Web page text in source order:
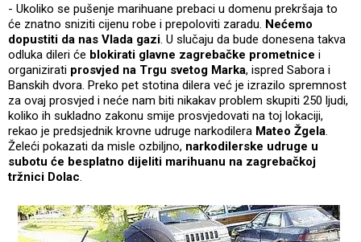
- Ukoliko se pušenje marihuane prebaci u domenu prekršaja to
će znatno sniziti cijenu robe i prepoloviti zaradu. Nećemo
dopustiti da nas Vlada gazi. U slučaju da bude donesena takva
odluka dileri će blokirati glavne zagrebačke prometnice i
organizirati prosvjed na Trgu svetog Marka, ispred Sabora i
Banskih dvora. Preko pet stotina dilera već je izrazilo spremnost
za ovaj prosvjed i neće nam biti nikakav problem skupiti 250 ljudi,
koliko ih sukladno zakonu smije prosvjedovati na toj lokaciji,
rekao je predsjednik krovne udruge narkodilera Mateo Žgela.
Želeći pokazati da misle ozbiljno, narkodilerske udruge u
subotu će besplatno dijeliti marihuanu na zagrebačkoj
tržnici Dolac.